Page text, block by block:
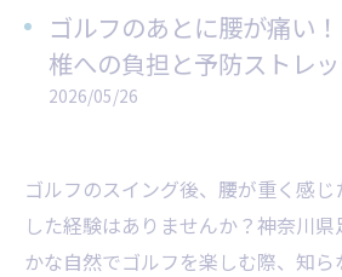
ゴルフのあとに腰が痛い
椎への負担と予防ストレ
2026/05/26
ゴルフのスイング後、腰が重く感じ
した経験はありませんか？神奈川
かな自然でゴルフを楽しむ際、知